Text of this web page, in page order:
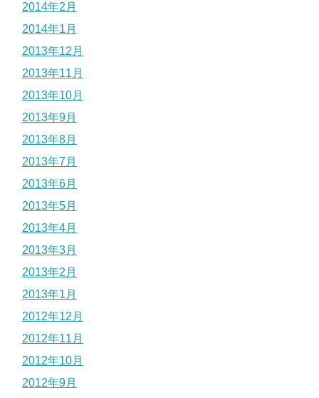
2014年2月
2014年1月
2013年12月
2013年11月
2013年10月
2013年9月
2013年8月
2013年7月
2013年6月
2013年5月
2013年4月
2013年3月
2013年2月
2013年1月
2012年12月
2012年11月
2012年10月
2012年9月